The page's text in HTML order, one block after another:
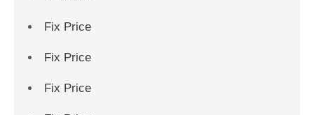
Fix Price
Fix Price
Fix Price